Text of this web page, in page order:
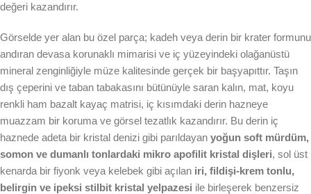
değeri kazandırır.
Görselde yer alan bu özel parça; kadeh veya derin bir krater formunu
andıran devasa korunaklı mimarisi ve iç yüzeyindeki olağanüstü
mineral zenginliğiyle müze kalitesinde gerçek bir başyapıttır. Taşın
dış çeperini ve taban tabakasını bütünüyle saran kalın, mat, koyu
renkli ham bazalt kayaç matrisi, iç kısımdaki derin hazneye
muazzam bir koruma ve görsel tezatlık kazandırır. Bu derin iç
haznede adeta bir kristal denizi gibi parıldayan yoğun soft mürdüm,
somon ve dumanlı tonlardaki mikro apofilit kristal dişleri, sol üst
kenarda bir fiyonk veya kelebek gibi açılan iri, fildişi-krem tonlu,
belirgin ve ipeksi stilbit kristal yelpazesi ile birleşerek benzersiz